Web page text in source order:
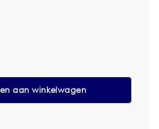
aan winkelwagen